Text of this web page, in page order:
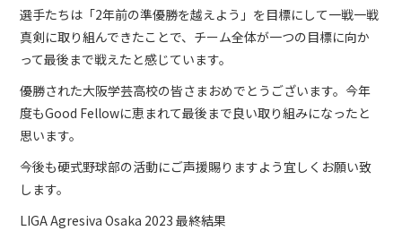
選手たちは「2年前の準優勝を越えよう」を目標にして一戦一戦
真剣に取り組んできたことで、チーム全体が一つの目標に向か
って最後まで戦えたと感じています。
優勝された大阪学芸高校の皆さまおめでとうございます。今年
度もGood Fellowに恵まれて最後まで良い取り組みになったと
思います。
今後も硬式野球部の活動にご声援賜りますよう宜しくお願い致
します。
LIGA Agresiva Osaka 2023 最終結果